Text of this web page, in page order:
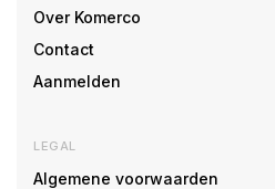
Over Komerco
Contact
Aanmelden
LEGAL
Algemene voorwaarden